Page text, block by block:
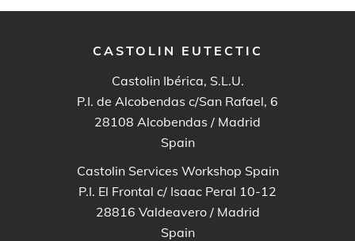
CASTOLIN EUTECTIC
Castolin Ibérica, S.L.U.
P.I. de Alcobendas c/San Rafael, 6
28108 Alcobendas / Madrid
Spain
Castolin Services Workshop Spain
P.I. El Frontal c/ Isaac Peral 10-12
28816 Valdeavero / Madrid
Spain